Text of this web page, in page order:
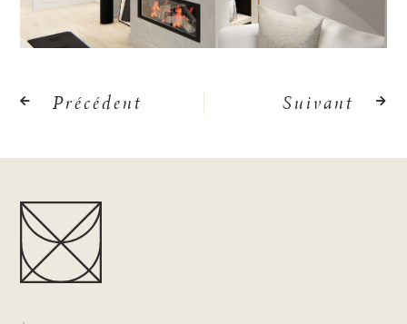
Précédent Suivant